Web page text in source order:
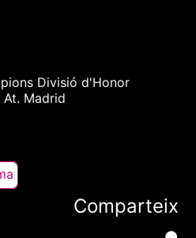
Divisió d'Honor
Madrid
Comparteix